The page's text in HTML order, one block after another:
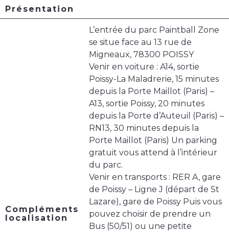
Présentation
Compléments
localisation
L’entrée du parc Paintball Zone
se situe face au 13 rue de
Migneaux, 78300 POISSY
Venir en voiture : A14, sortie
Poissy-La Maladrerie, 15 minutes
depuis la Porte Maillot (Paris) –
A13, sortie Poissy, 20 minutes
depuis la Porte d’Auteuil (Paris) –
RN13, 30 minutes depuis la
Porte Maillot (Paris) Un parking
gratuit vous attend à l’intérieur
du parc.
Venir en transports : RER A, gare
de Poissy – Ligne J (départ de St
Lazare), gare de Poissy Puis vous
pouvez choisir de prendre un
Bus (50/51) ou une petite